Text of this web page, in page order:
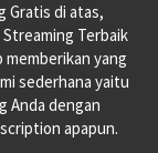
Gratis di atas,
Terbaik
memberikan yang
sederhana yaitu
Anda dengan
apapun.